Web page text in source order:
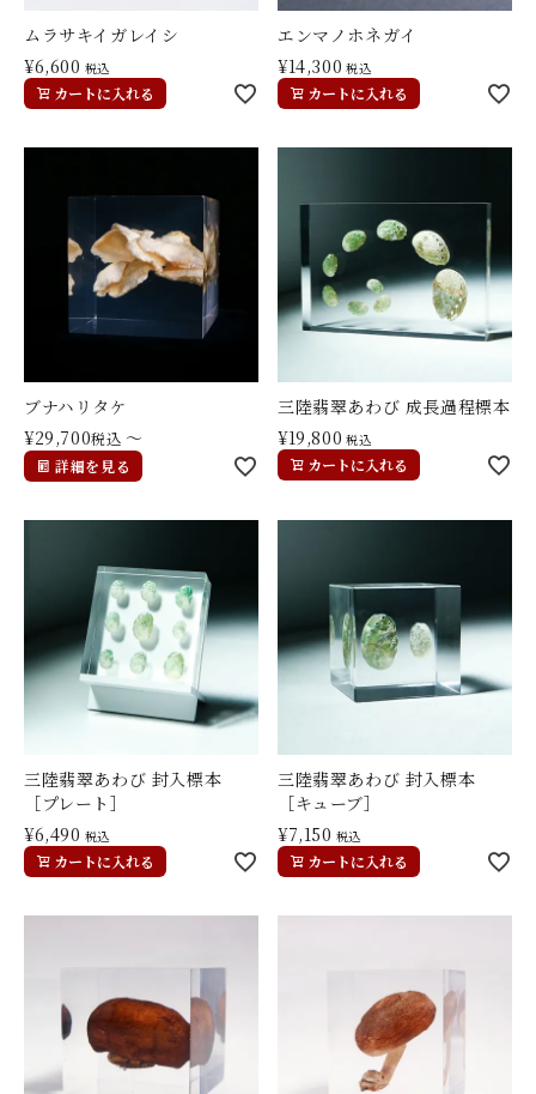
ムラサキイガレイシ
¥6,600 税込
カートに入れる
エンマノホネガイ
¥14,300 税込
カートに入れる
ブナハリタケ
¥29,700税込 〜
詳細を見る
三陸翡翠あわび 成長過程標本
¥19,800 税込
カートに入れる
三陸翡翠あわび 封入標本
［プレート］
¥6,490 税込
カートに入れる
三陸翡翠あわび 封入標本
［キューブ］
¥7,150 税込
カートに入れる